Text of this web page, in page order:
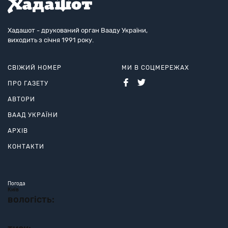
Хадашот - друкований орган Вааду України,
виходить з січня 1991 року.
СВІЖИЙ НОМЕР
ПРО ГАЗЕТУ
АВТОРИ
ВААД УКРАЇНИ
АРХІВ
КОНТАКТИ
МИ В СОЦМЕРЕЖАХ
Погода
Київ
вологість: